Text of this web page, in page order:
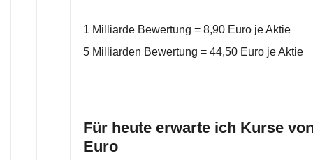
1 Milliarde Bewertung = 8,90 Euro je Aktie
5 Milliarden Bewertung = 44,50 Euro je Aktie
Für heute erwarte ich Kurse
Euro